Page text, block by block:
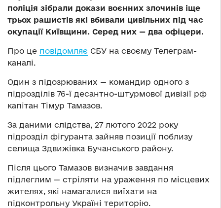
поліція зібрали докази воєнних злочинів іще
трьох рашистів які вбивали цивільних під час
окупації Київщини. Серед них — два офіцери.
Про це повідомляє СБУ на своєму Телеграм-
каналі.
Один з підозрюваних — командир одного з
підрозділів 76-ї десантно-штурмової дивізії рф
капітан Тімур Тамазов.
За даними слідства, 27 лютого 2022 року
підрозділ фігуранта зайняв позиції поблизу
селища Здвижівка Бучанського району.
Після цього Тамазов визначив завдання
підлеглим — стріляти на ураження по місцевих
жителях, які намагалися виїхати на
підконтрольну Україні територію.